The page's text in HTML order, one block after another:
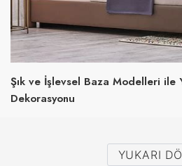
Şık ve İşlevsel Baza Modelleri ile
Dekorasyonu
YUKARI